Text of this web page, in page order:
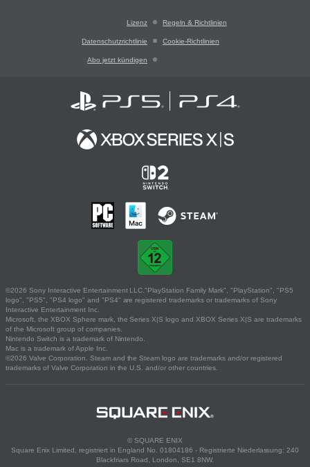
Lizenz Regeln & Richtlinien
Datenschutzrichtlinie Cookie-Richtlinien
Abo jetzt kündigen
©2026 Sony Interactive Entertainment LLC."PlayStation Family Mark", "PlayStation", "PS5
logo", "PS5", "PS4 logo" and "PS4" are registered trademarks or trademarks of Sony
Interactive Entertainment Inc.
Microsoft, the XBOX Sphere mark, the Series X|S logo and XBOX Series X|S are trademarks
of the Microsoft group of companies.
Nintendo Switch is a trademark of Nintendo.
Mac is a trademark of Apple Inc.
©2026 Valve Corporation. Steam and the Steam logo are trademarks and/or registered
trademarks of Valve Corporation in the U.S. and/or other countries.
© SQUARE ENIX
Square Enix Limited, registriert in England No. 01804186 - Registrierte Niederlassung: 240
Blackfriars Road, London, SE1 8NW.